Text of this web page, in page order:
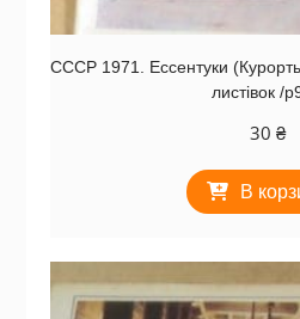
СССР 1971. Ессентуки
листівок /
30 ₴
В